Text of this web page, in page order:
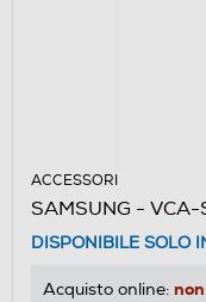
ACCESSORI
SAMSUNG -
DISPONIBILE SOLO
Acquisto online: